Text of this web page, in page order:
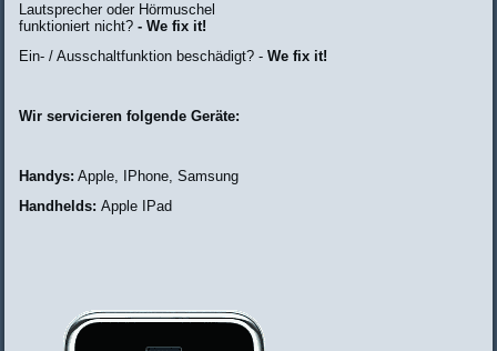
Lautsprecher oder Hörmuschel
funktioniert nicht?- We fix it!
Ein- / Ausschaltfunktion beschädigt? -We fix it!
Wir servicieren folgende Geräte:
Handys: Apple, IPhone, Samsung
Handhelds:Apple IPad